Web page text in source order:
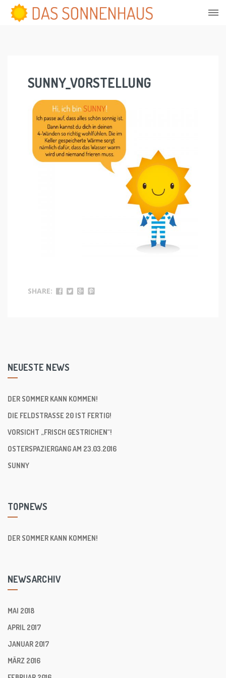
Skip
SUNNY_VORSTELLUNG
SHARE:
NEUESTE NEWS
DER SOMMER KANN KOMMEN!
DIE FELDSTRASSE 20 IST FERTIG!
VORSICHT „FRISCH GESTRICHEN“!
OSTERSPAZIERGANG AM 23.03.2016
SUNNY
TOPNEWS
DER SOMMER KANN KOMMEN!
NEWSARCHIV
MAI 2018
APRIL 2017
JANUAR 2017
MÄRZ 2016